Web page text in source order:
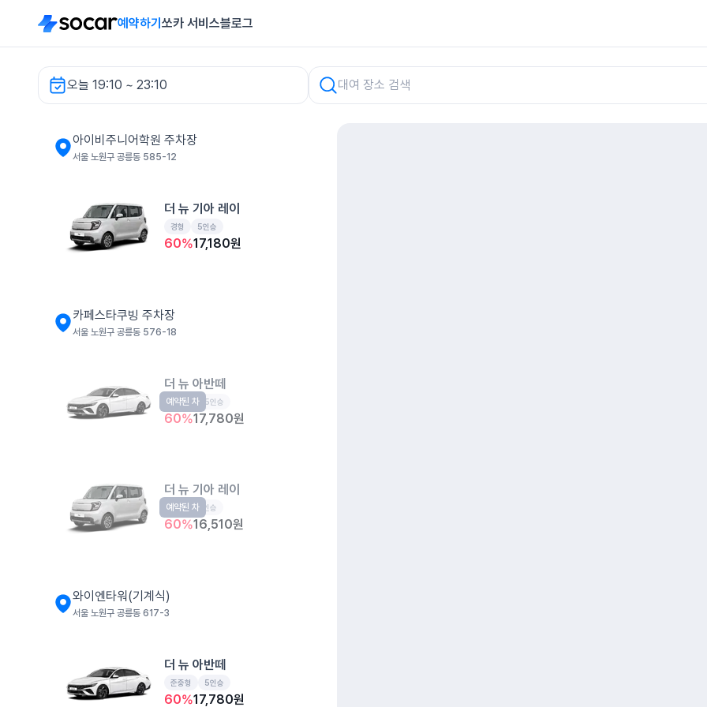
예약하기 쏘카 서비스블로그
오늘 19:10 ~ 23:10
아이비주니어학원 주차장 렌터카
아이비주니어학원 주차장
서울 노원구 공릉동 585-12
더 뉴 기아 레이
경형 5인승
60%17,180원
카페스타쿠빙 주차장
서울 노원구 공릉동 576-18
더 뉴 아반떼
준중형 5인승
60%17,780원
예약된 차
더 뉴 기아 레이
경형 5인승
60%16,510원
예약된 차
와이엔타워(기계식)
서울 노원구 공릉동 617-3
더 뉴 아반떼
준중형 5인승
60%17,780원